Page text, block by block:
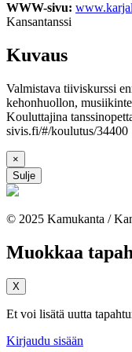
WWW-sivu:
Kansantanssi
Kuvaus
Valmistava tiiviskurssi
kehonhuollon,
Kouluttajina
sivis.fi/#/koulutus/34400
×
Sulje
© 2025 Kamukanta /
Muokkaa
X
Et voi lisätä uutta
Kirjaudu sisään